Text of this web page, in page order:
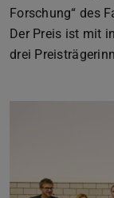
Forschung“ des
Der Preis ist mit
drei